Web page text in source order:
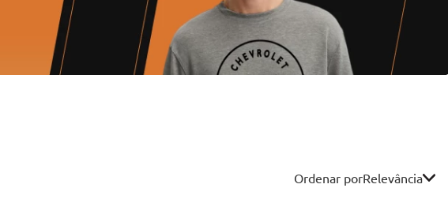
Ordenar porRelevância